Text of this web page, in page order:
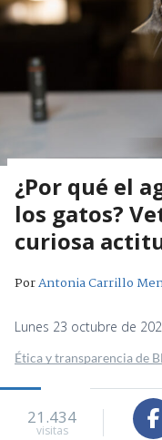
¿Por qué el
los gatos?
curiosa
PorAntonia Carrillo
Lunes 23 octubre de
Ética y transparencia de
21.434
visitas